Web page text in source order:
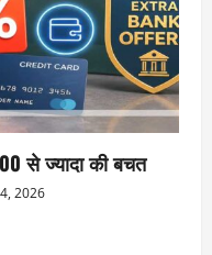
से ज्यादा की बचत
2026